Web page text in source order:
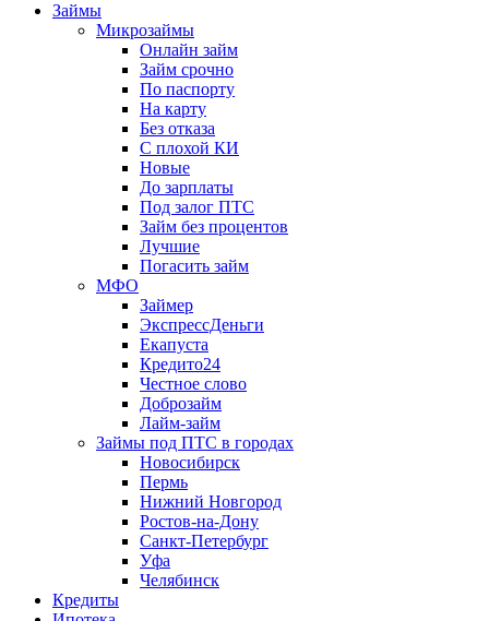
Займы
Микрозаймы
Онлайн займ
Займ срочно
По паспорту
На карту
Без отказа
С плохой КИ
Новые
До зарплаты
Под залог ПТС
Займ без процентов
Лучшие
Погасить займ
МФО
Займер
ЭкспрессДеньги
Екапуста
Кредито24
Честное слово
Доброзайм
Лайм-займ
Займы под ПТС в городах
Новосибирск
Пермь
Нижний Новгород
Ростов-на-Дону
Санкт-Петербург
Уфа
Челябинск
Кредиты